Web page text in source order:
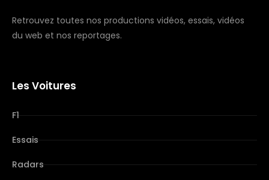
Retrouvez toutes nos productions vidéos, essais, vidéos
du web et nos reportages.
Les Voitures
F1
Essais
Radars